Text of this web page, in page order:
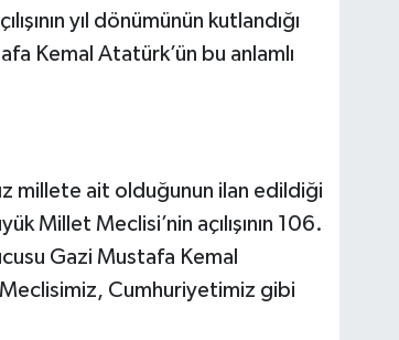
yıl dönümünün kutlandığı
Kemal Atatürk’ün bu anlamlı
millete ait olduğunun ilan edildiği
Millet Meclisi’nin açılışının 106.
Gazi Mustafa Kemal
Meclisimiz, Cumhuriyetimiz gibi